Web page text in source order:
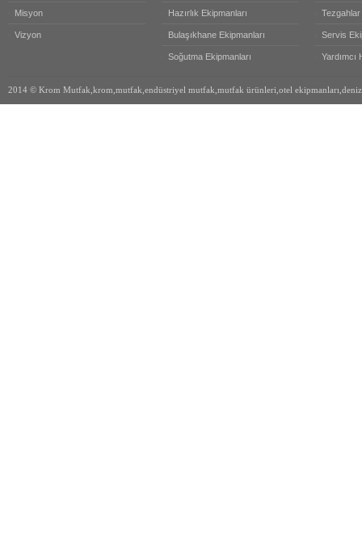
Misyon
Vizyon
Hazırlık Ekipmanları
Bulaşıkhane Ekipmanları
Soğutma Ekipmanları
Tezgahlar
Servis
Yardımcı
2014 © Krom Mutfak,krom,mutfak,endüstriyel mutfak,mutfak ürünleri,otel